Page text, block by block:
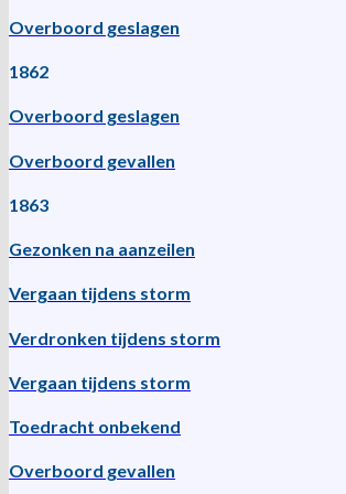
Overboord geslagen
1862
Overboord geslagen
Overboord gevallen
1863
Gezonken na aanzeilen
Vergaan tijdens storm
Verdronken tijdens storm
Vergaan tijdens storm
Toedracht onbekend
Overboord gevallen